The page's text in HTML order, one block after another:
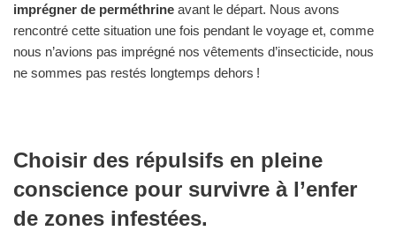
imprégner de perméthrine avant le départ. Nous avons
rencontré cette situation une fois pendant le voyage et, comme
nous n’avions pas imprégné nos vêtements d’insecticide, nous
ne sommes pas restés longtemps dehors !
Choisir des répulsifs en pleine
conscience pour survivre à l’enfer
de zones infestées.